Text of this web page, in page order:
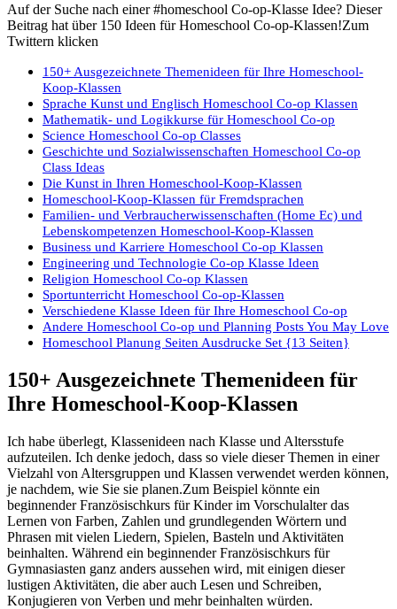
Auf der Suche nach einer #homeschool Co-op-Klasse Idee? Dieser
Beitrag hat über 150 Ideen für Homeschool Co-op-Klassen!Zum
Twittern klicken
150+ Ausgezeichnete Themenideen für Ihre Homeschool-
Koop-Klassen
Sprache Kunst und Englisch Homeschool Co-op Klassen
Mathematik- und Logikkurse für Homeschool Co-op
Science Homeschool Co-op Classes
Geschichte und Sozialwissenschaften Homeschool Co-op
Class Ideas
Die Kunst in Ihren Homeschool-Koop-Klassen
Homeschool-Koop-Klassen für Fremdsprachen
Familien- und Verbraucherwissenschaften (Home Ec) und
Lebenskompetenzen Homeschool-Koop-Klassen
Business und Karriere Homeschool Co-op Klassen
Engineering und Technologie Co-op Klasse Ideen
Religion Homeschool Co-op Klassen
Sportunterricht Homeschool Co-op-Klassen
Verschiedene Klasse Ideen für Ihre Homeschool Co-op
Andere Homeschool Co-op und Planning Posts You May Love
Homeschool Planung Seiten Ausdrucke Set {13 Seiten}
150+ Ausgezeichnete Themenideen für
Ihre Homeschool-Koop-Klassen
Ich habe überlegt, Klassenideen nach Klasse und Altersstufe
aufzuteilen. Ich denke jedoch, dass so viele dieser Themen in einer
Vielzahl von Altersgruppen und Klassen verwendet werden können,
je nachdem, wie Sie sie planen.Zum Beispiel könnte ein
beginnender Französischkurs für Kinder im Vorschulalter das
Lernen von Farben, Zahlen und grundlegenden Wörtern und
Phrasen mit vielen Liedern, Spielen, Basteln und Aktivitäten
beinhalten. Während ein beginnender Französischkurs für
Gymnasiasten ganz anders aussehen wird, mit einigen dieser
lustigen Aktivitäten, die aber auch Lesen und Schreiben,
Konjugieren von Verben und mehr beinhalten würden.